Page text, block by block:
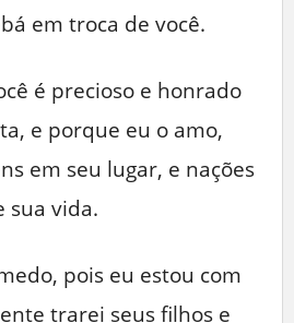
em troca de você.
é precioso e honrado
e porque eu o amo,
em seu lugar, e nações
sua vida.
pois eu estou com
trarei seus filhos e